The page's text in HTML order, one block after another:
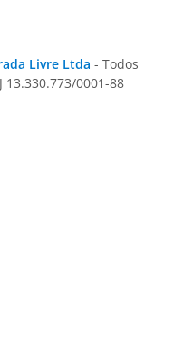
Livre Ltda - Todos
13.330.773/0001-88